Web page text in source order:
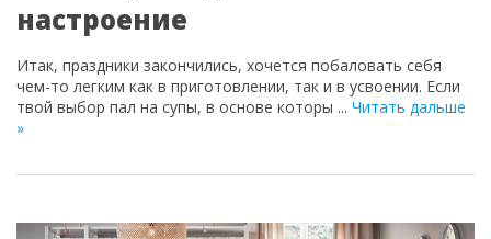
настроение
Итак, праздники закончились, хочется побаловать себя
чем-то легким как в приготовлении, так и в усвоении. Если
твой выбор пал на супы, в основе которы ... Читать дальше
»